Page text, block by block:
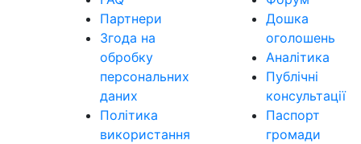
Партнери
Згода на
обробку
персональних
даних
Політика
використання
Дошка
оголошень
Аналітика
Публічні
консультації
Паспорт
громади